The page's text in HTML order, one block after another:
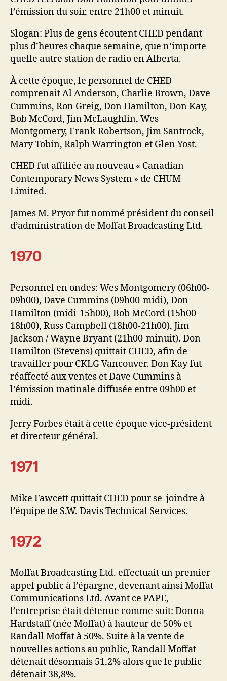
l’émission du soir, entre 21h00 et minuit.
Slogan: Plus de gens écoutent CHED pendant
plus d’heures chaque semaine, que n’importe
quelle autre station de radio en Alberta.
À cette époque, le personnel de CHED
comprenait Al Anderson, Charlie Brown, Dave
Cummins, Ron Greig, Don Hamilton, Don Kay,
Bob McCord, Jim McLaughlin, Wes
Montgomery, Frank Robertson, Jim Santrock,
Mary Tobin, Ralph Warrington et Glen Yost.
CHED fut affiliée au nouveau « Canadian
Contemporary News System » de CHUM
Limited.
James M. Pryor fut nommé président du conseil
d’administration de Moffat Broadcasting Ltd.
1970
Personnel en ondes: Wes Montgomery (06h00-
09h00), Dave Cummins (09h00-midi), Don
Hamilton (midi-15h00), Bob McCord (15h00-
18h00), Russ Campbell (18h00-21h00), Jim
Jackson / Wayne Bryant (21h00-minuit). Don
Hamilton (Stevens) quittait CHED, afin de
travailler pour CKLG Vancouver. Don Kay fut
réaffecté aux ventes et Dave Cummins à
l’émission matinale diffusée entre 09h00 et
midi.
Jerry Forbes était à cette époque vice-président
et directeur général.
1971
Mike Fawcett quittait CHED pour se joindre à
l’équipe de S.W. Davis Technical Services.
1972
Moffat Broadcasting Ltd. effectuait un premier
appel public à l’épargne, devenant ainsi Moffat
Communications Ltd. Avant ce PAPE,
l’entreprise était détenue comme suit: Donna
Hardstaff (née Moffat) à hauteur de 50% et
Randall Moffat à 50%. Suite à la vente de
nouvelles actions au public, Randall Moffat
détenait désormais 51,2% alors que le public
détenait 38,8%.